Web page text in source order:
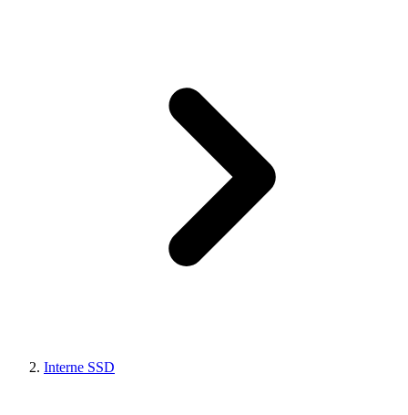
Interne SSD